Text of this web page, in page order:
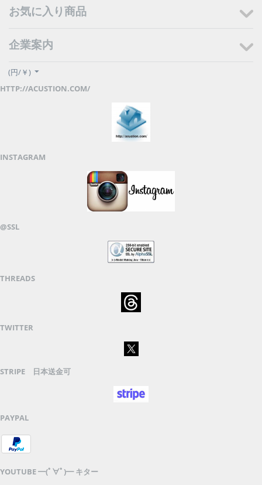
お気に入り商品
企業案内
(円/￥)
HTTP://ACUSTION.COM/
INSTAGRAM
@SSL
THREADS
TWITTER
STRIPE 日本送金可
PAYPAL
YOUTUBE ━(ﾟ∀ﾟ)━ キター